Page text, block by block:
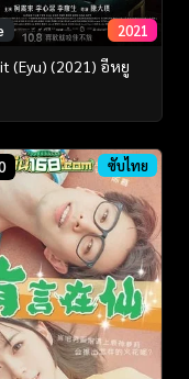
2021
(Eyu) (2021) อีหยู
ซับไทย